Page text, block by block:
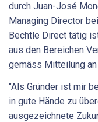
durch Juan-José
Managing Director
Bechtle Direct tätig
aus den Bereichen
gemäss Mitteilung an
"Als Gründer ist mir
in gute Hände zu
ausgezeichnete